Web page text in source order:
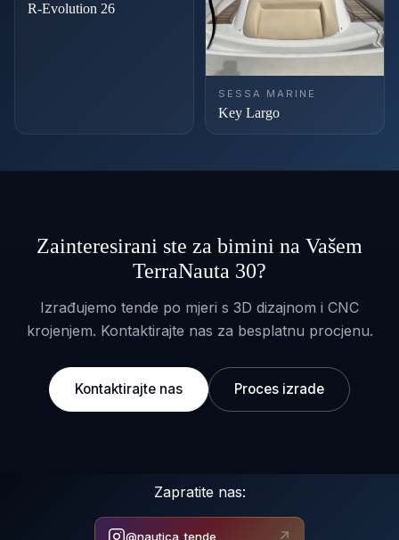
R-Evolution 26
SESSA MARINE
Key Largo
Zainteresirani ste za bimini na Vašem
TerraNauta 30?
Izrađujemo tende po mjeri s 3D dizajnom i CNC
krojenjem. Kontaktirajte nas za besplatnu procjenu.
Kontaktirajte nas Proces izrade
Zapratite nas:
@nautica_tende